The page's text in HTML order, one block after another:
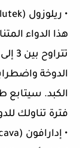
هذا الدواء
الدوخة
الكبد. سيتابع
فترة تناولك